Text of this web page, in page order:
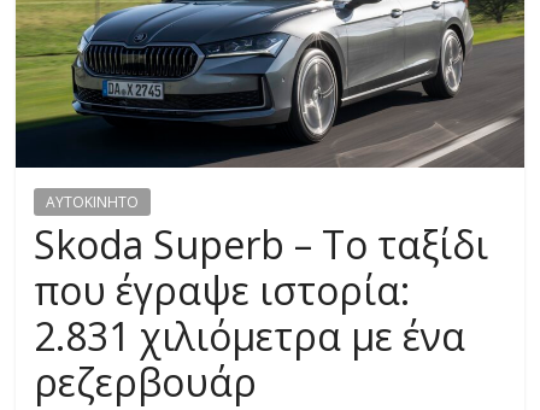
R
E
S
SAYTOKINHTO
Skoda Superb – Το ταξίδι
που έγραψε ιστορία:
2.831 χιλιόμετρα με ένα
ρεζερβουάρ